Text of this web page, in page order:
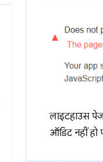
लाइटहाउस
ऑडिट नहीं हो